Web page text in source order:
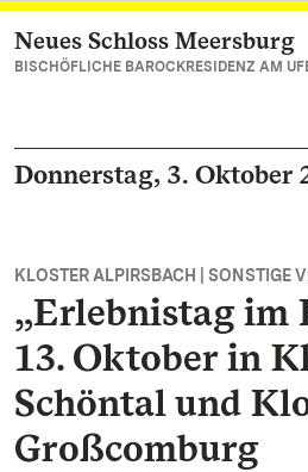
Zum Hauptinhalt springen
Neues Schloss Meersburg
BISCHÖFLICHE BAROCKRESIDENZ AM
Donnerstag, 3. Oktober
KLOSTER ALPIRSBACH | SONSTIGE
„Erlebnistag im
13. Oktober in
Schöntal und
Großcomburg